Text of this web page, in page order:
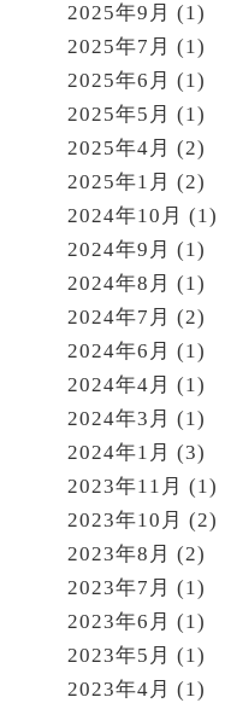
2025年9月 (1)
2025年7月 (1)
2025年6月 (1)
2025年5月 (1)
2025年4月 (2)
2025年1月 (2)
2024年10月 (1)
2024年9月 (1)
2024年8月 (1)
2024年7月 (2)
2024年6月 (1)
2024年4月 (1)
2024年3月 (1)
2024年1月 (3)
2023年11月 (1)
2023年10月 (2)
2023年8月 (2)
2023年7月 (1)
2023年6月 (1)
2023年5月 (1)
2023年4月 (1)